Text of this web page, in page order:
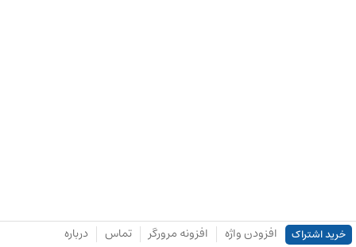
خرید اشتراک افزودن واژه افزونه مرورگر تماس درباره